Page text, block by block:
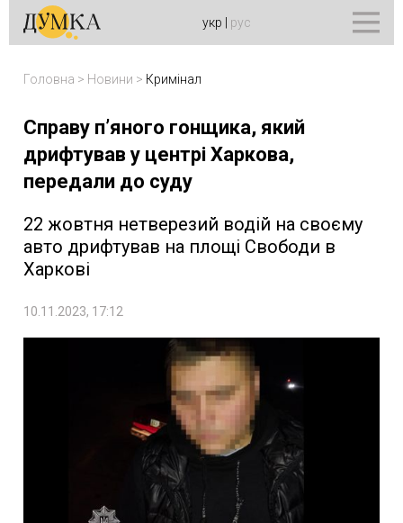
укр рус
Головна > Новини > Кримінал
Справу п’яного гонщика, який
дрифтував у центрі Харкова,
передали до суду
22 жовтня нетверезий водій на своєму
авто дрифтував на площі Свободи в
Харкові
10.11.2023, 17:12